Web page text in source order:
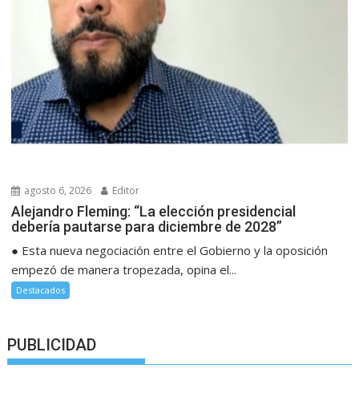
agosto 6, 2026 Editor
Alejandro Fleming: “La elección presidencial
debería pautarse para diciembre de 2028”
● Esta nueva negociación entre el Gobierno y la oposición
empezó de manera tropezada, opina el...
Destacados
PUBLICIDAD